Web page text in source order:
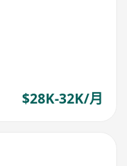
$28K-32K/月